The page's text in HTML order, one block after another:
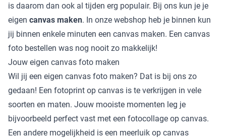
is daarom dan ook al tijden erg populair. Bij ons kun je je
eigen canvas maken. In onze webshop heb je binnen kun
jij binnen enkele minuten een canvas maken. Een canvas
foto bestellen was nog nooit zo makkelijk!
Jouw eigen canvas foto maken
Wil jij een eigen canvas foto maken? Dat is bij ons zo
gedaan! Een fotoprint op canvas is te verkrijgen in vele
soorten en maten. Jouw mooiste momenten leg je
bijvoorbeeld perfect vast met een fotocollage op canvas.
Een andere mogelijkheid is een meerluik op canvas